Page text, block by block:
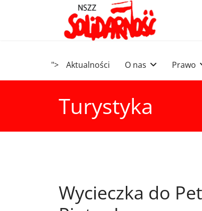
"> Aktualności O nas Prawo
Turystyka
Wycieczka do